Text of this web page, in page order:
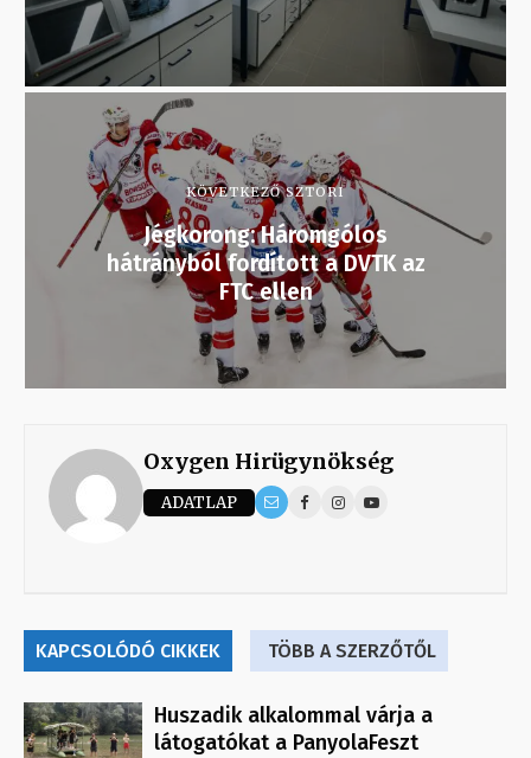
KÖVETKEZŐ SZTORI
Jégkorong: Háromgólos
hátrányból fordított a DVTK az
FTC ellen
Oxygen Hirügynökség
ADATLAP
KAPCSOLÓDÓ CIKKEK TÖBB A SZERZŐTŐL
Huszadik alkalommal várja a
látogatókat a PanyolaFeszt